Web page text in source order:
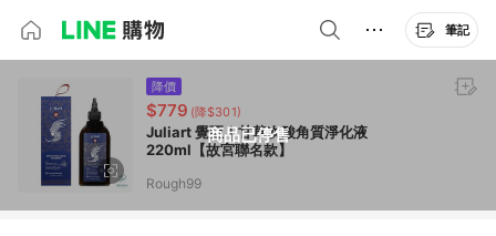
筆記
商品已停售
降價
$779 (降$301)
Juliart 覺亞｜甘草次酸角質淨化液
220ml【故宮聯名款】
Rough99